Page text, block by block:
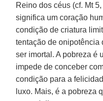
Reino dos céus (cf. Mt
significa um coração
condição de criatura
tentação de onipotência
ser imortal. A pobreza é
impede de conceber
condição para a
luxo. Mais, é a pobreza